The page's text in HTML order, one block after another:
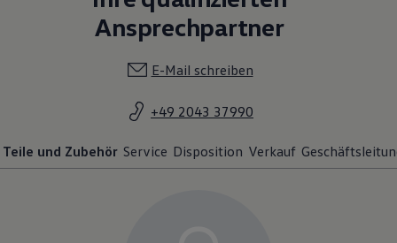
Ansprechpartner
E-Mail schreiben
+49 2043 37990
Teile und Zubehör Service Disposition Verkauf